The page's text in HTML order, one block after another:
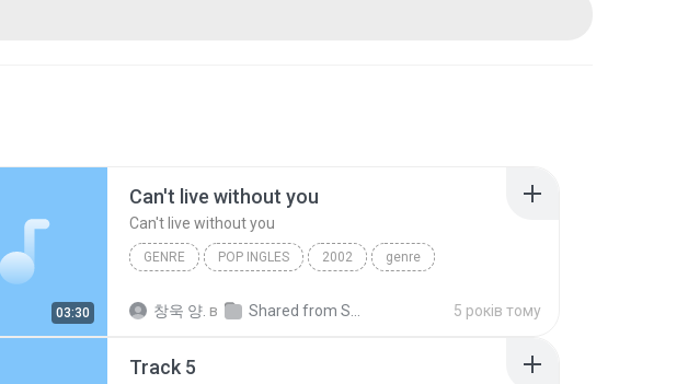
03:30
Can't live without you
Can't live without you
GENRE POP INGLES 2002 genre
창욱 양. в 5 років тому
Track 5